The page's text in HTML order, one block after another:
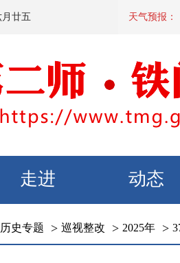
月廿五 天气预报：
预计：今天夜间
走进 动态
历史专题 > 巡视整改 > 2025年 >